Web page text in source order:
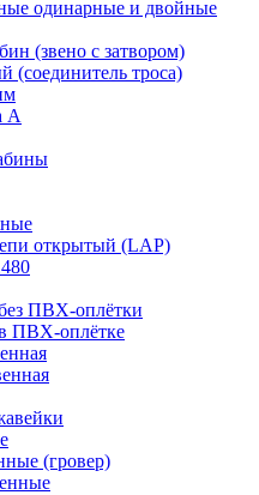
одинарные и двойные
(звено с затвором)
(соединитель троса)
А
открытый (LAP)
ПВХ-оплётки
ПВХ-оплётке
(гровер)